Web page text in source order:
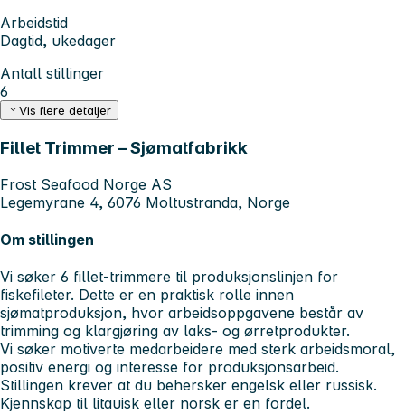
Arbeidstid
Dagtid, ukedager
Antall stillinger
6
Vis flere detaljer
Fillet Trimmer – Sjømatfabrikk
Frost Seafood Norge AS
Legemyrane 4, 6076 Moltustranda, Norge
Om stillingen
Vi søker 6 fillet-trimmere til produksjonslinjen for
fiskefileter. Dette er en praktisk rolle innen
sjømatproduksjon, hvor arbeidsoppgavene består av
trimming og klargjøring av laks- og ørretprodukter.
Vi søker motiverte medarbeidere med sterk arbeidsmoral,
positiv energi og interesse for produksjonsarbeid.
Stillingen krever at du behersker engelsk eller russisk.
Kjennskap til litauisk eller norsk er en fordel.